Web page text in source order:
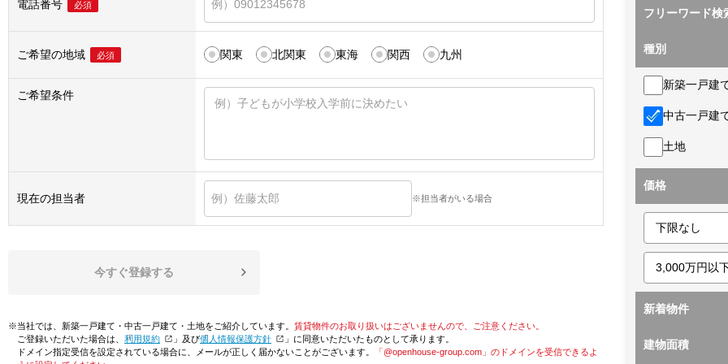
電話番号 必須
ご希望の地域 必須 関東 北関東 東海 関西 九州
ご希望条件
現在の担当者 ※担当者がいる場合
今すぐ登録する
※当社では、新築一戸建て・中古一戸建て・土地をご紹介しています。 賃貸物件のお取り扱いはございませんので、ご注意ください。
ご登録いただいた場合は、「利用規約 」及び「個人情報保護方針
」に同意いただいたものとして承ります。
ドメイン指定受信を設定されている場合に、メールが正しく届かないことがございます。
「@openhouse-group.com」のドメインを受信できるよ
フリーワード検
種別
新築一戸建
中古一戸建
土地
価格
新着物件
建物面積